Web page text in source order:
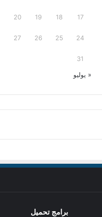
17
18
19
20
24
25
26
27
31
« يوليو
برامج تحميل